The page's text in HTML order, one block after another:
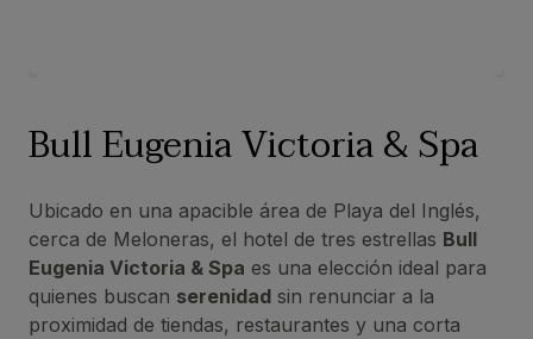
Bull Eugenia Victoria & Spa
Ubicado en una apacible área de Playa del Inglés,
cerca de Meloneras, el hotel de tres estrellas Bull
Eugenia Victoria & Spa es una elección ideal para
quienes buscan serenidad sin renunciar a la
proximidad de tiendas, restaurantes y una corta